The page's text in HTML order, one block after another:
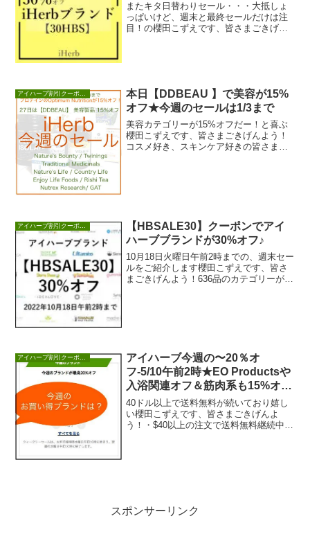
またキタ日替わりセール・・・大抵しょ
っぱいけど、週末と最終セールだけは注
目！の櫻田こずえです、皆さまごきげん
本日【DDBEAU 】で美容が15%
オフ★今週のセールは1/3まで
美容カテゴリーが15%オフだー！と喜ぶ
櫻田こずえです、皆さまごきげんよう！
コスメ好き、スキンケア好きの皆さまに
【HBSALE30】クーポンでアイ
ハーブブランドが30%オフ♪
10月18日火曜日午前2時までの、週末セー
ルをご紹介します櫻田こずえです、皆さ
まごきげんよう！636品のカテゴリーがク
アイハーブ割引クーポンセール情報
アイハーブ今週の〜20％オ
フ-5/10午前2時★EO Productsや
入浴関連オフ＆筋肉系も15%オ
フ！
40ドル以上で送料無料が続いており嬉し
い櫻田こずえです、皆さまごきげんよ
う！・$40以上の注文で送料無料継続中！
スポンサーリンク